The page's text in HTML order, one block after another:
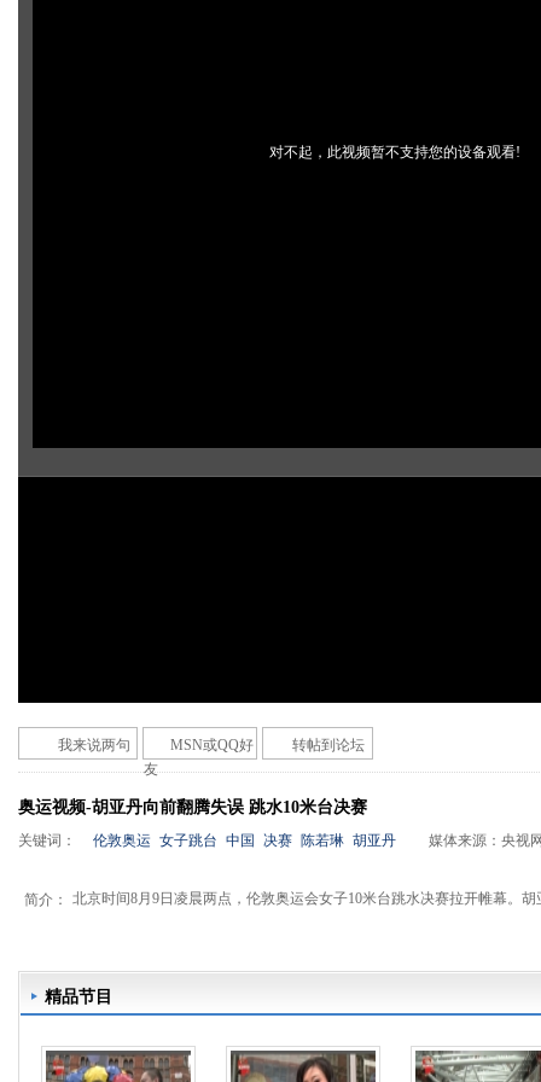
对不起，此视频暂不支持您的设备观看!
我来说两句
MSN或QQ好
友
转帖到论坛
奥运视频-胡亚丹向前翻腾失误 跳水10米台决赛
关键词： 伦敦奥运 女子跳台 中国 决赛 陈若琳 胡亚丹 媒体来源： 央视
简介： 北京时间8月9日凌晨两点，伦敦奥运会女子10米台跳水决赛拉开帷幕。
精品节目